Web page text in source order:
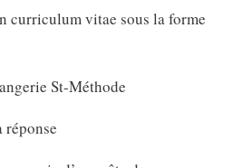
curriculum vitae sous la forme
St-Méthode
réponse